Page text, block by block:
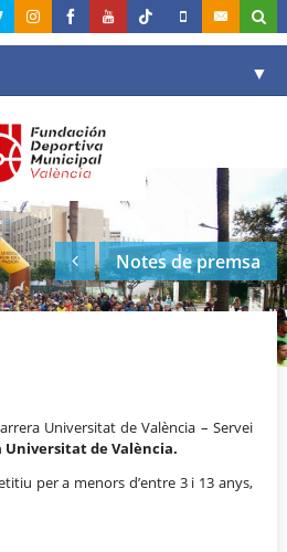
▼
▼
▼
Notes de premsa
Universitat de València – Servei
Universitat de València.
per a menors d’entre 3 i 13 anys,